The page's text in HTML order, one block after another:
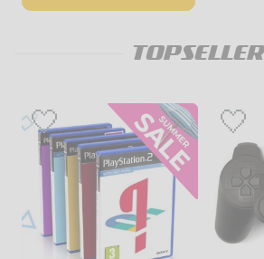
TOPSELLER